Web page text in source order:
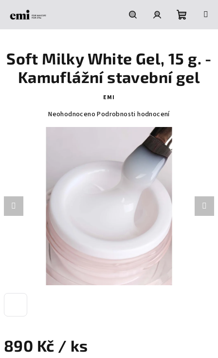
HledatPřihlášeníNákupní
košík
890 Kč / ks
Soft Milky White Gel, 15 g. -
Kamuflážní stavební gel
EMI
Průměrné
hvězdiček.
Neohodnoceno Podrobnosti hodnocení